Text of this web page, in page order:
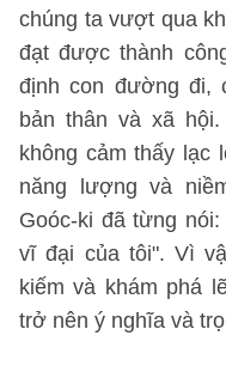
chúng ta vượt qua
đạt được thành
định con đường đi,
bản thân và xã
không cảm thấy lạc
năng lượng và
Goóc-ki đã từng
vĩ đại của tôi". Vì
kiếm và khám phá
trở nên ý nghĩa và